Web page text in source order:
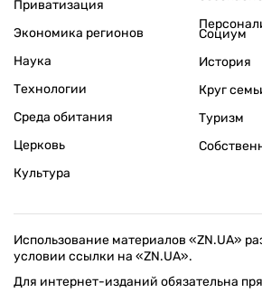
Приватизация
Экономика регионов
Наука
Технологии
Среда обитания
Церковь
Культура
Социум
История
Круг
Туризм
Использование материалов «ZN.UA»
условии ссылки на «ZN.UA».
Для интернет-изданий обязательна